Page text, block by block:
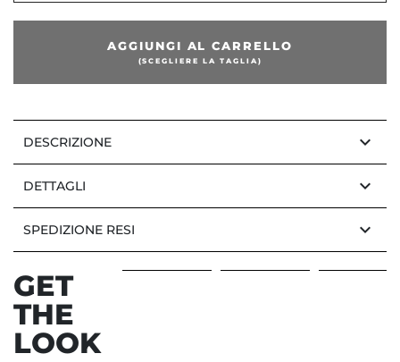
AGGIUNGI AL CARRELLO
(SCEGLIERE LA TAGLIA)
DESCRIZIONE keyboard_arrow_down
DETTAGLI keyboard_arrow_down
SPEDIZIONE RESI keyboard_arrow_down
GET
THE
LOOK